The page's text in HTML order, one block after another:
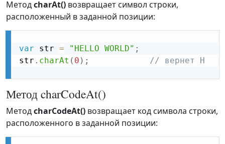
МетодcharAt() возвращает символ строки,
расположенный в заданной позиции:
var str = "HELLO WORLD" ;
str . charAt ( 0 ) ; // вернет H
Метод charCodeAt()
МетодcharCodeAt() возвращает код символа строки,
расположенного в заданной позиции: